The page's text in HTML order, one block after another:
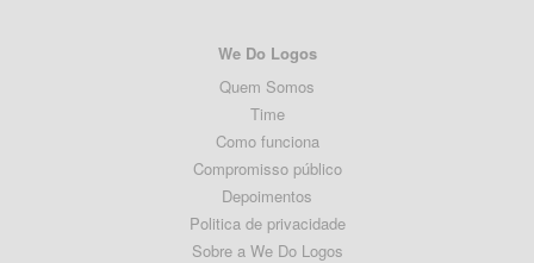
We Do Logos
Quem Somos
Time
Como funciona
Compromisso público
Depoimentos
Politica de privacidade
Sobre a We Do Logos